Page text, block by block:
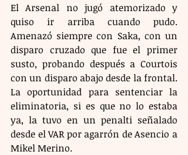
El Arsenal no jugó atemorizado y
quiso ir arriba cuando pudo.
Amenazó siempre con Saka, con un
disparo cruzado que fue el primer
susto, probando después a Courtois
con un disparo abajo desde la frontal.
La oportunidad para sentenciar la
eliminatoria, si es que no lo estaba
ya, la tuvo en un penalti señalado
desde el VAR por agarrón de Asencio a
Mikel Merino.